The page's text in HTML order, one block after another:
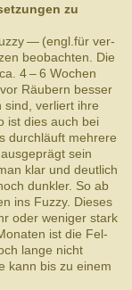
zu
— (engl.für ver­
beobachten. Die
4 – 6 Wochen
Räu­bern besser
sind, ver­liert ihre
ist dies auch bei
durch­läuft mehrere
sein
klar und deut­lich
dun­kler. So ab
ins Fuzzy. Dieses
oder weniger stark
ist die Fel­
lange nicht
kann bis zu einem